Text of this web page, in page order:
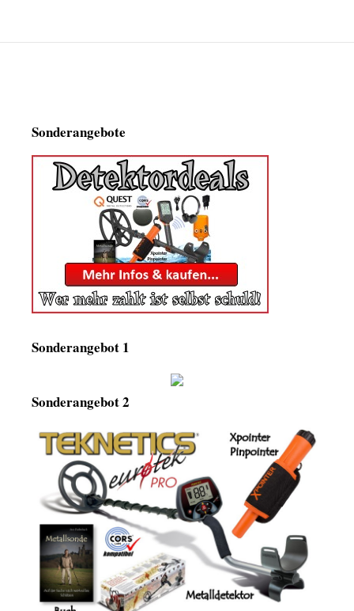
Sonderangebote
Sonderangebot 1
Sonderangebot 2